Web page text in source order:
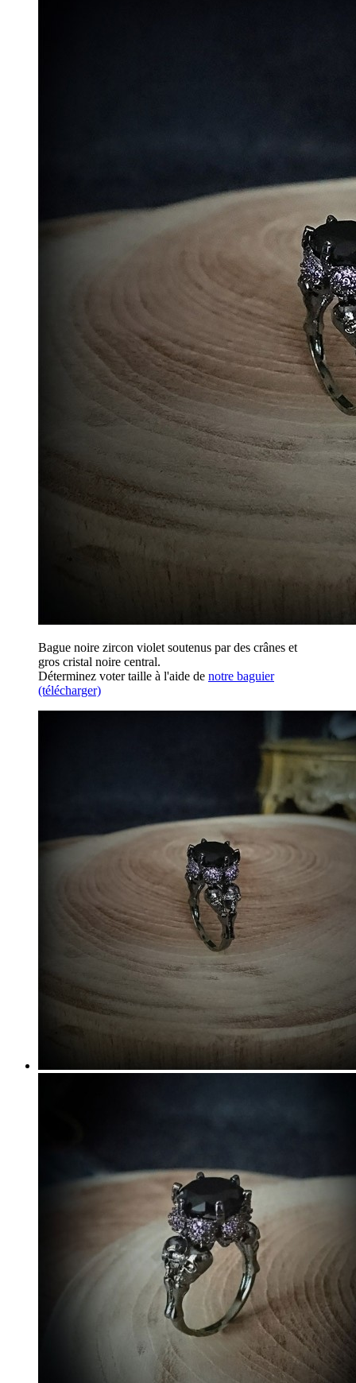
Bague noire zircon violet soutenus par des crânes et
gros cristal noire central.
Déterminez voter taille à l'aide de notre baguier
(télécharger)